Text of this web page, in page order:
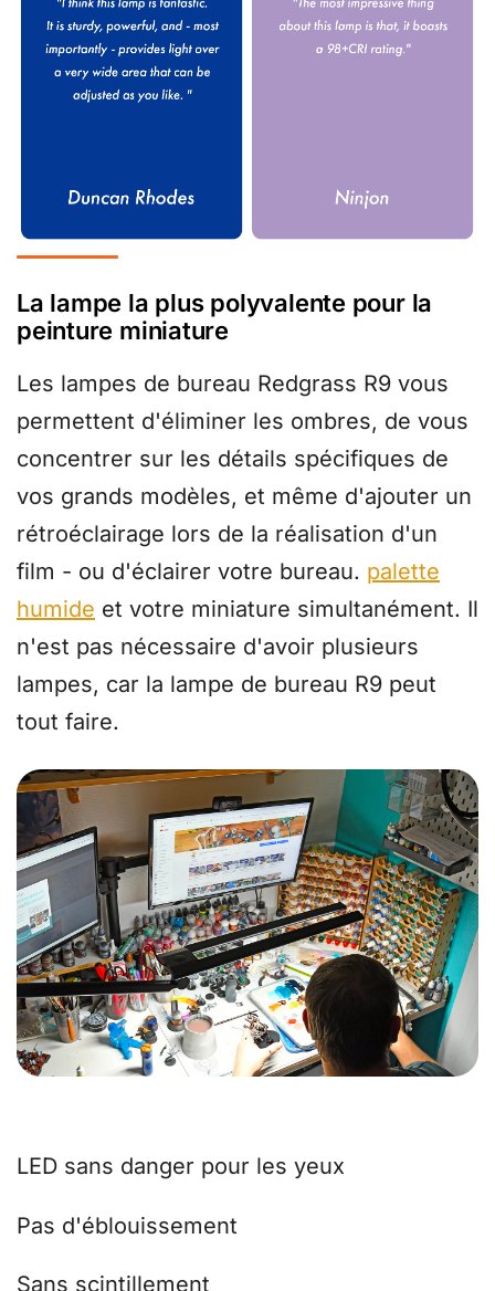
La lampe la plus polyvalente pour la
peinture miniature
Les lampes de bureau Redgrass R9 vous
permettent d'éliminer les ombres, de vous
concentrer sur les détails spécifiques de
vos grands modèles, et même d'ajouter un
rétroéclairage lors de la réalisation d'un
film - ou d'éclairer votre bureau. palette
humide et votre miniature simultanément. Il
n'est pas nécessaire d'avoir plusieurs
lampes, car la lampe de bureau R9 peut
tout faire.
LED sans danger pour les yeux
Pas d'éblouissement
Sans scintillement